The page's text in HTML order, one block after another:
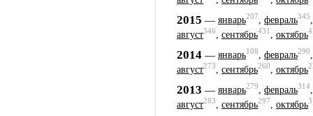
2015 — январь207, февраль345
август346 сентябрь431 октябрь
2014 — январь108, февраль290
август273 сентябрь260 октябрь
2013 — январь279, февраль314
август283 сентябрь297 октябрь